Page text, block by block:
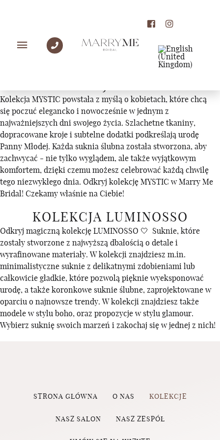
KOLEKCJE
Kolekcja MYSTIC powstała z myślą o kobietach, które chcą
się poczuć elegancko i nowocześnie w jednym z
najważniejszych dni swojego życia. Szlachetne tkaniny,
dopracowane kroje i subtelne dodatki podkreślają urodę
Panny Młodej. Każda suknia ślubna została stworzona, aby
zachwycać - nie tylko wyglądem, ale także wyjątkowym
komfortem, dzięki czemu możesz celebrować każdą chwilę
tego niezwykłego dnia. Odkryj kolekcję MYSTIC w Marry Me
Bridal! Czekamy właśnie na Ciebie!
KOLEKCJA LUMINOSSO
Odkryj magiczną kolekcję LUMINOSSO 🤍 Suknie, które
zostały stworzone z najwyższą dbałością o detale i
wyrafinowane materiały. W kolekcji znajdziesz m.in.
minimalistyczne suknie z delikatnymi zdobieniami lub
całkowicie gładkie, które pozwolą pięknie wyeksponować
urodę, a także koronkowe suknie ślubne, zaprojektowane w
oparciu o najnowsze trendy. W kolekcji znajdziesz także
modele w stylu boho, oraz propozycje w stylu glamour.
Wybierz suknię swoich marzeń i zakochaj się w jednej z nich!
STRONA GŁÓWNA O NAS KOLEKCJE
NASZ SALON NASZ ZESPÓŁ